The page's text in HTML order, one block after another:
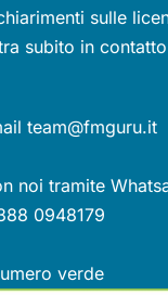
sulle
subito in
team@fmguru.it
noi tramite
0948179
verde